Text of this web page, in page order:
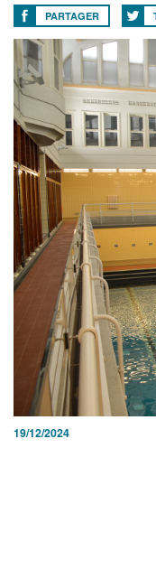
PARTAGER
19/12/2024